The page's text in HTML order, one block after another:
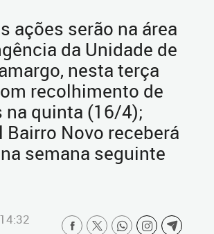
ações serão na área
da Unidade de
nesta terça
recolhimento de
na quinta (16/4);
Bairro Novo receberá
semana seguinte